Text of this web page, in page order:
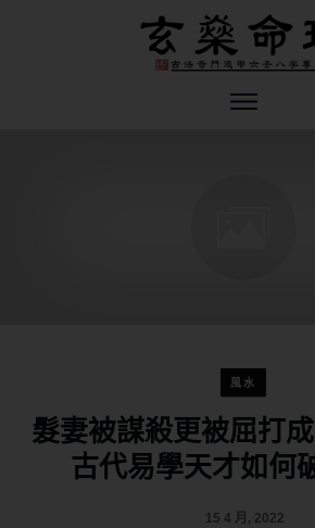
風水
髮妻被謀殺更被屈打
古代易學天才如何
15 4 月, 2022